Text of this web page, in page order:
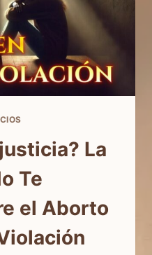
La
Te
el Aborto